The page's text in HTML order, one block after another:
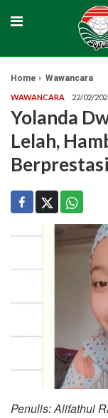
Home Wawancara
WAWANCARA 22/02/
Yolanda
Lelah,
Berprestasi
Penulis: Alifathul